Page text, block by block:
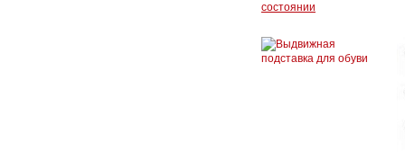
состоянии